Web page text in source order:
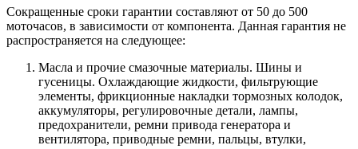
Сокращенные сроки гарантии составляют от 50 до 500
моточасов, в зависимости от компонента. Данная гарантия не
распространяется на следующее:
Масла и прочие смазочные материалы. Шины и
гусеницы. Охлаждающие жидкости, фильтрующие
элементы, фрикционные накладки тормозных колодок,
аккумуляторы, регулировочные детали, лампы,
предохранители, ремни привода генератора и
вентилятора, приводные ремни, пальцы, втулки,